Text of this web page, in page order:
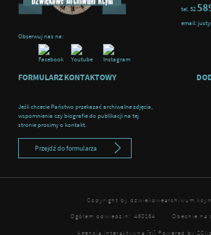
Obserwuj nas na:
tel. 52
email:
FORMULARZ KONTAKTOWY
Jeśli chcecie Państwo przekazać archiwalne zdjęcia,
wspomnienia czy biografie do publikacji na tej
stronie prosimy o kontakt.
Przejdź do formularza
Copyright by
Ogółem odwiedzin:
460164 Obecnie na
Agencja interaktywna [ti] Powered by